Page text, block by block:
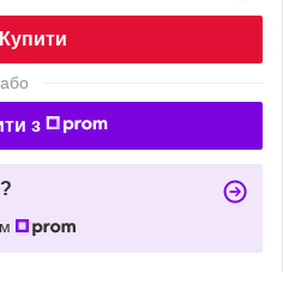
Купити
або
з